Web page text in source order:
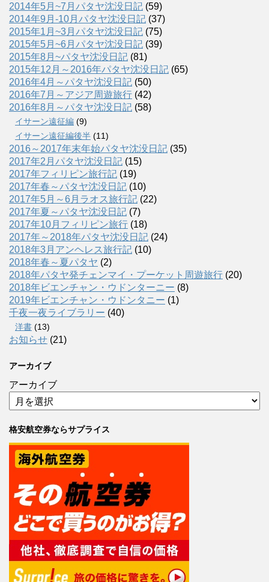
2014年5月~7月パタヤ沈没日記 (59)
2014年9月-10月パタヤ沈没日記 (37)
2015年1月~3月パタヤ沈没日記 (75)
2015年5月~6月パタヤ沈没日記 (39)
2015年8月~パタヤ沈没日記 (81)
2015年12月～2016年パタヤ沈没日記 (65)
2016年4月～パタヤ沈没日記 (50)
2016年7月～アジア周遊旅行 (42)
2016年8月～パタヤ沈没日記 (58)
イサーン遠征編 (9)
イサーン遠征編後半 (11)
2016～2017年末年始パタヤ沈没日記 (35)
2017年2月パタヤ沈没日記 (15)
2017年フィリピン旅行記 (19)
2017年春～パタヤ沈没日記 (10)
2017年5月～6月ラオス旅行記 (22)
2017年夏～パタヤ沈没日記 (7)
2017年10月フィリピン旅行 (18)
2017年～2018年パタヤ沈没日記 (24)
2018年3月アンヘレス旅行記 (10)
2018年春～夏パタヤ (2)
2018年パタヤ発チェンマイ・プーケット周遊旅行 (20)
2018年ビエンチャン・ウドンターニー (8)
2019年ビエンチャン・ウドンタニー (1)
千夜一夜ライブラリー (40)
洋書 (13)
お知らせ (21)
アーカイブ
アーカイブ
格安航空券ならサプライス